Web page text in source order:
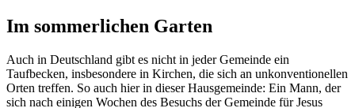
Im sommerlichen Garten
Auch in Deutschland gibt es nicht in jeder Gemeinde ein
Taufbecken, insbesondere in Kirchen, die sich an unkonventionellen
Orten treffen. So auch hier in dieser Hausgemeinde: Ein Mann, der
sich nach einigen Wochen des Besuchs der Gemeinde für Jesus